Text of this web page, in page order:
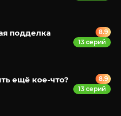
подделка
8.9
13 серий
ещё кое-что?
8.9
13 серий